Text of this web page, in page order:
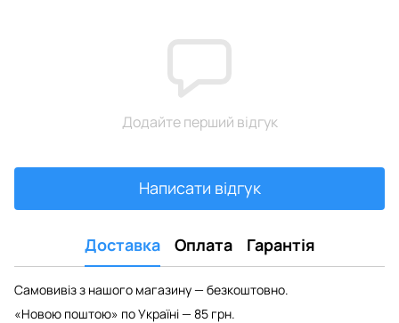
Додайте перший відгук
Написати відгук
Доставка Оплата Гарантія
Самовивіз з нашого магазину — безкоштовно.
«Новою поштою» по Україні — 85 грн.